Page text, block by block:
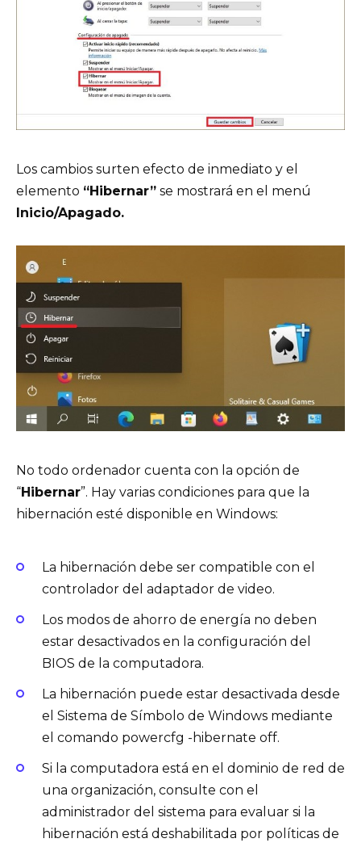
Los cambios surten efecto de inmediato y el
elemento “Hibernar” se mostrará en el menú
Inicio/Apagado.
No todo ordenador cuenta con la opción de
“Hibernar”. Hay varias condiciones para que la
hibernación esté disponible en Windows:
La hibernación debe ser compatible con el
controlador del adaptador de video.
Los modos de ahorro de energía no deben
estar desactivados en la configuración del
BIOS de la computadora.
La hibernación puede estar desactivada desde
el Sistema de Símbolo de Windows mediante
el comando powercfg -hibernate off.
Si la computadora está en el dominio de red de
una organización, consulte con el
administrador del sistema para evaluar si la
hibernación está deshabilitada por políticas de